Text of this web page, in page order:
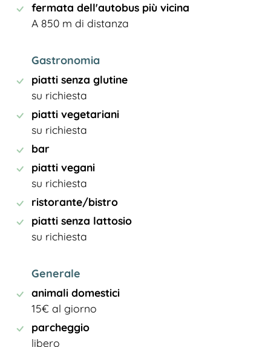
fermata dell'autobus più vicina
A 850 m di distanza
Gastronomia
piatti senza glutine
su richiesta
piatti vegetariani
su richiesta
bar
piatti vegani
su richiesta
ristorante/bistro
piatti senza lattosio
su richiesta
Generale
animali domestici
15€ al giorno
parcheggio
libero